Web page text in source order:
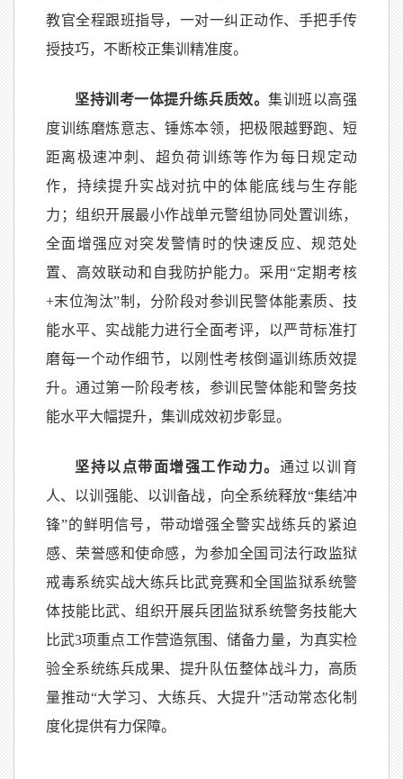
教官全程跟班指导，一对一纠正动作、手把手传
授技巧，不断校正集训精准度。
坚持训考一体提升练兵质效。集训班以高强
度训练磨炼意志、锤炼本领，把极限越野跑、短
距离极速冲刺、超负荷训练等作为每日规定动
作，持续提升实战对抗中的体能底线与生存能
力；组织开展最小作战单元警组协同处置训练，
全面增强应对突发警情时的快速反应、规范处
置、高效联动和自我防护能力。采用“定期考核
+末位淘汰”制，分阶段对参训民警体能素质、技
能水平、实战能力进行全面考评，以严苛标准打
磨每一个动作细节，以刚性考核倒逼训练质效提
升。通过第一阶段考核，参训民警体能和警务技
能水平大幅提升，集训成效初步彰显。
坚持以点带面增强工作动力。 通过以训育
人、以训强能、以训备战，向全系统释放“集结冲
锋”的鲜明信号，带动增强全警实战练兵的紧迫
感、荣誉感和使命感，为参加全国司法行政监狱
戒毒系统实战大练兵比武竞赛和全国监狱系统警
体技能比武、组织开展兵团监狱系统警务技能大
比武3项重点工作营造氛围、储备力量，为真实检
验全系统练兵成果、提升队伍整体战斗力，高质
量推动“大学习、大练兵、大提升”活动常态化制
度化提供有力保障。